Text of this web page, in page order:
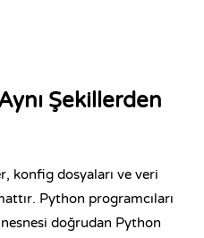
Şekillerden
konfig dosyaları ve veri
Python programcıları
doğrudan Python